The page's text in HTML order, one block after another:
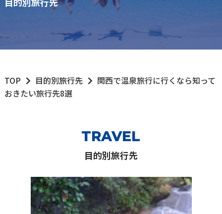
TOP 目的別旅行先
関西で温泉旅行に行くなら知って
おきたい旅行先8選
TRAVEL
目的別旅行先